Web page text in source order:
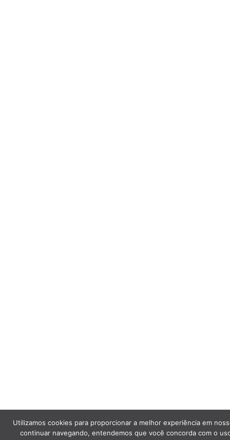
Utilizamos cookies para proporcionar a melhor experiência em
continuar navegando, entendemos que você concorda com o